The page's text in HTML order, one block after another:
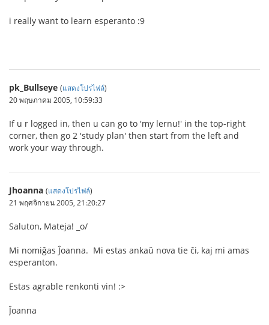
i really want to learn esperanto :9
pk_Bullseye (แสดงโปรไฟล์)
20 พฤษภาคม 2005, 10:59:33
If u r logged in, then u can go to 'my lernu!' in the top-right
corner, then go 2 'study plan' then start from the left and
work your way through.
Jhoanna (แสดงโปรไฟล์)
21 พฤศจิกายน 2005, 21:20:27
Saluton, Mateja! _o/
Mi nomiĝas Ĵoanna. Mi estas ankaŭ nova tie ĉi, kaj mi amas
esperanton.
Estas agrable renkonti vin! :>
Ĵoanna